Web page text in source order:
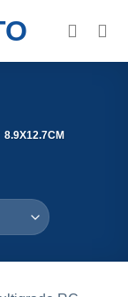
8.9X12.7CM